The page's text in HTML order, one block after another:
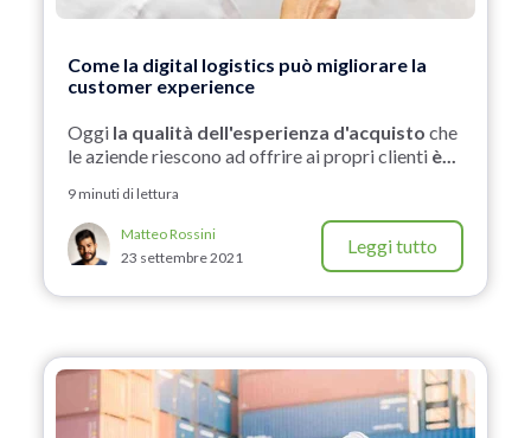
Come la digital logistics può migliorare la
customer experience
Oggi la qualità dell'esperienza d'acquisto che
le aziende riescono ad offrire ai propri clienti è...
9 minuti di lettura
Matteo Rossini
23 settembre 2021
Leggi tutto